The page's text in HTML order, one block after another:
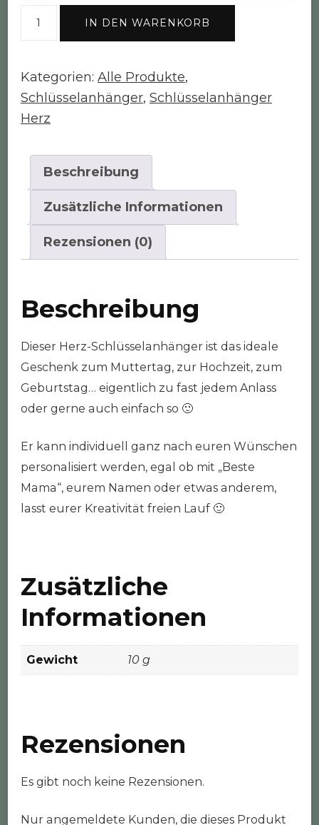
IN DEN WARENKORB
Kategorien: Alle Produkte,
Schlüsselanhänger, Schlüsselanhänger
Herz
Beschreibung
Zusätzliche Informationen
Rezensionen (0)
Beschreibung
Dieser Herz-Schlüsselanhänger ist das ideale
Geschenk zum Muttertag, zur Hochzeit, zum
Geburtstag… eigentlich zu fast jedem Anlass
oder gerne auch einfach so 🙂
Er kann individuell ganz nach euren Wünschen
personalisiert werden, egal ob mit „Beste
Mama“, eurem Namen oder etwas anderem,
lasst eurer Kreativität freien Lauf 🙂
Zusätzliche
Informationen
Gewicht 10 g
Rezensionen
Es gibt noch keine Rezensionen.
Nur angemeldete Kunden, die dieses Produkt